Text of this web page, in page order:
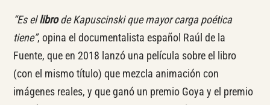
“Es ellibrode Kapuscinski que mayor carga poética
tiene”, opina el documentalista español Raúl de la
Fuente, que en 2018 lanzó una película sobre el libro
(con el mismo título) que mezcla animación con
imágenes reales, y que ganó un premio Goya y el premio